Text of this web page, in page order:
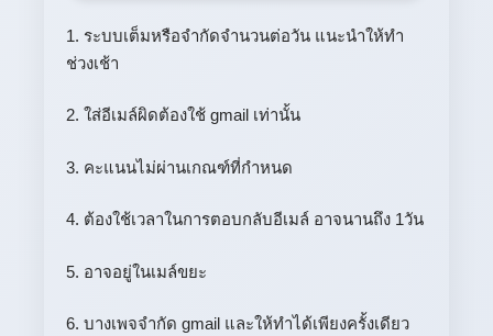
1. ระบบเต็มหรือจำกัดจำนวนต่อวัน แนะนำให้ทำ
ช่วงเช้า
2. ใส่อีเมล์ผิดต้องใช้ gmail เท่านั้น
3. คะแนนไม่ผ่านเกณฑ์ที่กำหนด
4. ต้องใช้เวลาในการตอบกลับอีเมล์ อาจนานถึง 1วัน
5. อาจอยู่ในเมล์ขยะ
6. บางเพจจำกัด gmail และให้ทำได้เพียงครั้งเดียว